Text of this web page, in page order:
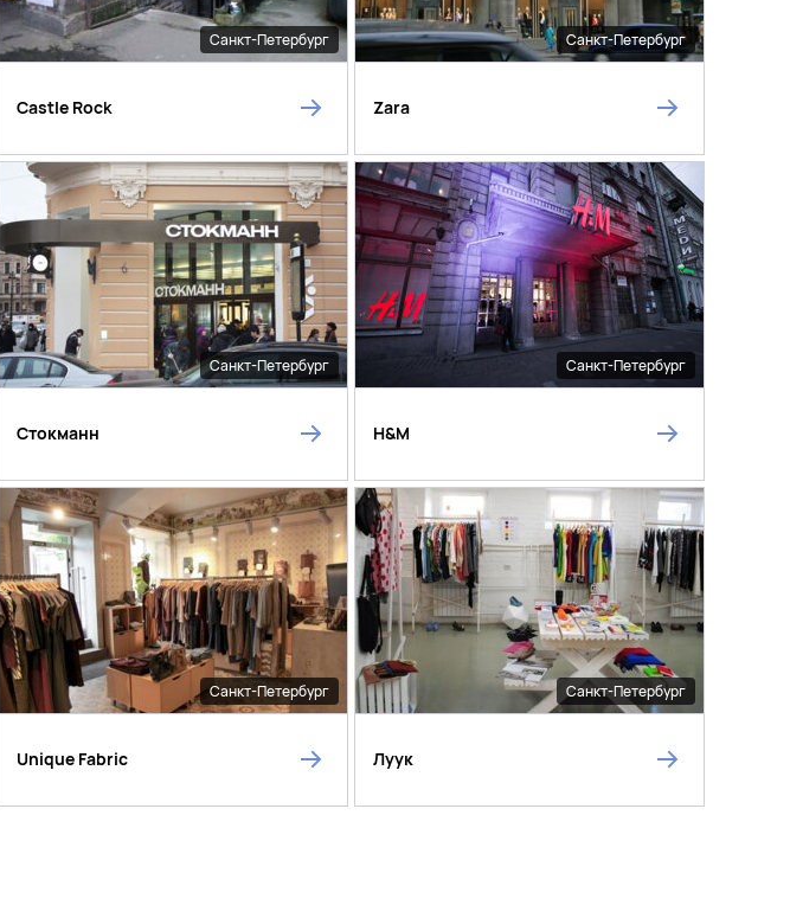
Санкт-Петербург
Castle Rock
Санкт-Петербург
Zara
Санкт-Петербург
Стокманн
Санкт-Петербург
H&M
Санкт-Петербург
Unique Fabric
Санкт-Петербург
Луук